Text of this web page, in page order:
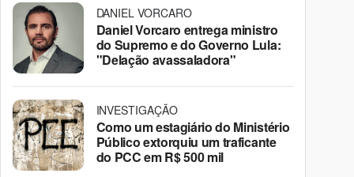
DANIEL VORCARO
Daniel Vorcaro entrega ministro
do Supremo e do Governo Lula:
"Delação avassaladora"
INVESTIGAÇÃO
Como um estagiário do Ministério
Público extorquiu um traficante
do PCC em R$ 500 mil